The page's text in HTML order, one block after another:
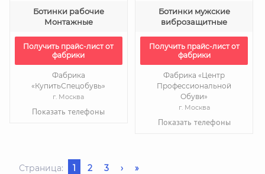
Ботинки рабочие
Монтажные
Получить прайс-лист от
фабрики
Фабрика
«КупитьСпецобувь»
г. Москва
Показать телефоны
Ботинки мужские
виброзащитные
Получить прайс-лист от
фабрики
Фабрика «Центр
Профессиональной
Обуви»
г. Москва
Показать телефоны
Страница: 1 2 3 › »